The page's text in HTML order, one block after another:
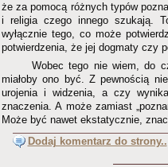
że za pomocą różnych typów
i religia czego innego szukają.
wyłącznie tego, co może
potwierdzenia, że jej dogmaty czy
Wobec tego nie wiem, do
miałoby ono być. Z pewnością
urojenia i widzenia, a czy
znaczenia. A może zamiast
Może być nawet ekstatycznie,
Dodaj komentarz do strony..